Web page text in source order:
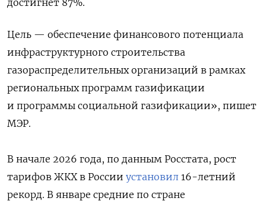
Цель — обеспечение финансового потенциала
инфраструктурного строительства
газораспределительных организаций в рамках
региональных программ газификации
и программы социальной газификации», пишет
МЭР.
В начале 2026 года, по данным Росстата, рост
тарифов ЖКХ в России установил 16-летний
рекорд. В январе средние по стране